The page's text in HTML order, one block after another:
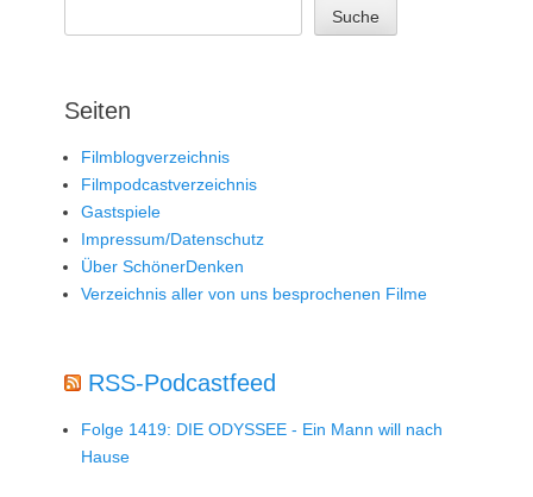
Suche
Seiten
Filmblogverzeichnis
Filmpodcastverzeichnis
Gastspiele
Impressum/Datenschutz
Über SchönerDenken
Verzeichnis aller von uns besprochenen Filme
RSS-Podcastfeed
Folge 1419: DIE ODYSSEE - Ein Mann will nach
Hause